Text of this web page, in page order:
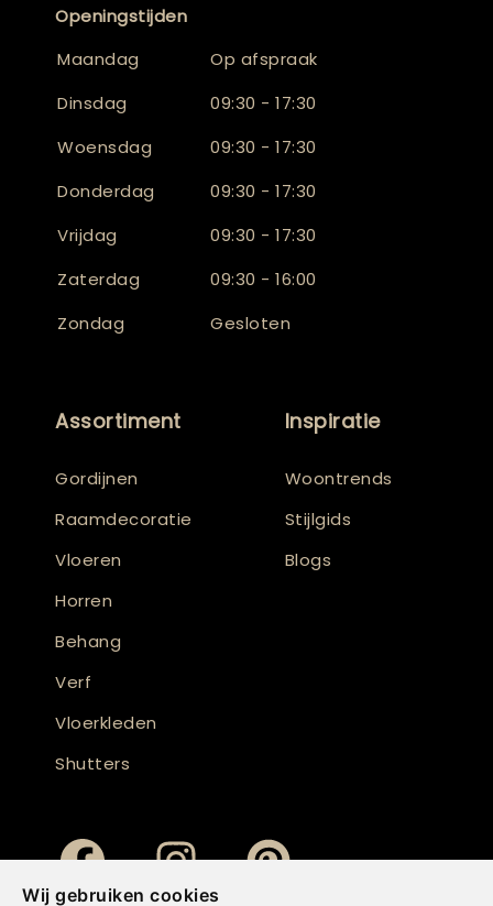
Wij gebruiken cookies
Openingstijden
Maandag
Op afspraak
Dinsdag
09:30 - 17:30
Woensdag
09:30 - 17:30
Donderdag
09:30 - 17:30
Vrijdag
09:30 - 17:30
Zaterdag
09:30 - 16:00
Zondag
Gesloten
Assortiment
Gordijnen
Raamdecoratie
Vloeren
Horren
Behang
Verf
Vloerkleden
Shutters
Inspiratie
Woontrends
Stijlgids
Blogs